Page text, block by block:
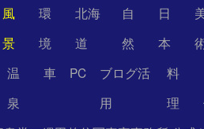
風
景
環
境
北海
道
自
然
日
本
温
泉
車 PC
ブログ活
用
料
理